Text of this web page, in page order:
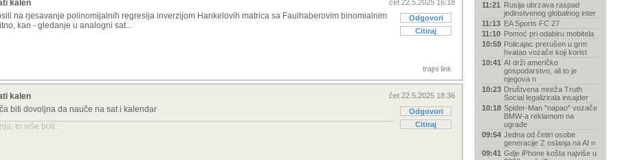
čet 22.5.2025 16:18
Odgovori
Citiraj
kalen
na rjesavanje polinomijalnih regresija inverzijom Hankelovih matrica sa Faulhaberovim binomialnim
kao - gledanje u analogni sat...
trajni link
čet 22.5.2025 18:36
Odgovori
Citiraj
kalen
biti dovoljna da nauče na sat i kalendar
to više boli.
11:21 Rusija ubrzava raspad
jedinstvenog globalnog inter
11:13 EA Sports FC 27
11:10 Pomoć pri odabiru mobitela
10:59 Policajac prerušen u grm
hvatao vozače koji korist
10:41 AI drži američko
gospodarstvo, ali to je
njegova n
10:23 Društvena mreža Truth
Social legalizirala insajder
10:18 Spider-Man "napao" vozače
BMW-a reklamom na
ugrađe
09:54 Jedna od četiri osobe
generacije Z oslanja na AI n
09:41 Gdje iPhone košta najviše u